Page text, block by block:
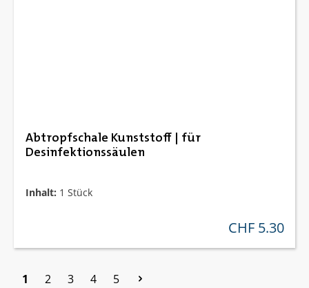
Abtropfschale Kunststoff | für
Desinfektionssäulen
Inhalt: 1 Stück
regulärer preis:
CHF 5.30
Seite
1 Seite
2 Seite
3 Seite
4 Seite
5